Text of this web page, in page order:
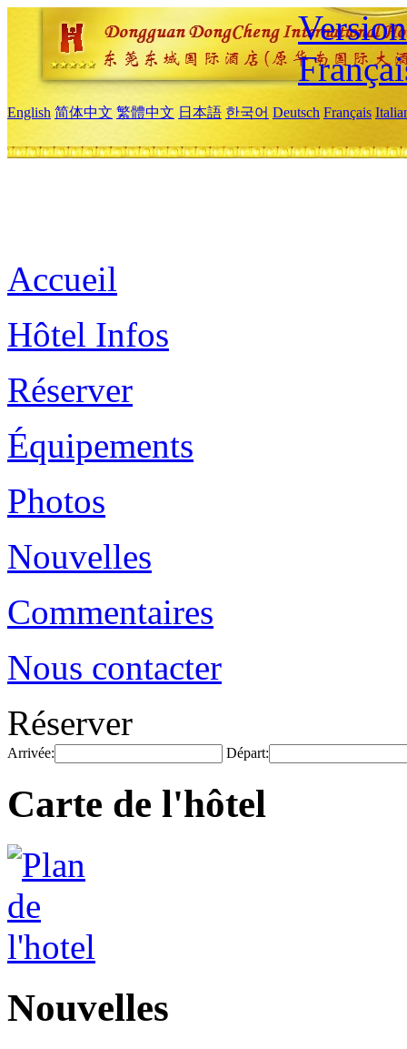
English 简体中文 繁體中文 日本語 한국어 Deutsch Français
Accueil
Hôtel Infos
Réserver
Équipements
Photos
Nouvelles
Commentaires
Nous contacter
Réserver
Arrivée: Départ:
Carte de l'hôtel
Nouvelles